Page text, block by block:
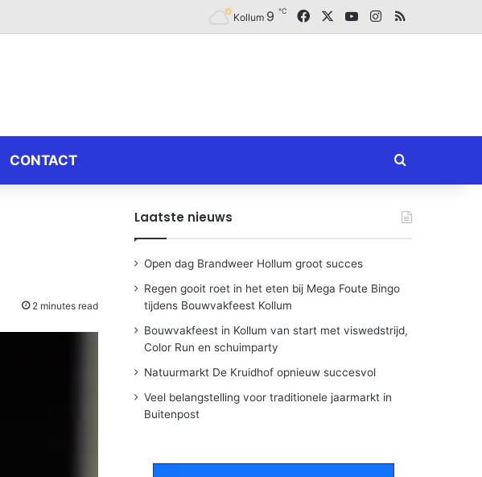
Kollum 9 ℃ FacebookYouTubeInstagram
RSS
CONTACT Zoeken naar
2 minutes read
Laatste nieuws
Open dag Brandweer Hollum groot succes
Regen gooit roet in het eten bij Mega Foute Bingo
tijdens Bouwvakfeest Kollum
Bouwvakfeest in Kollum van start met viswedstrijd,
Color Run en schuimparty
Natuurmarkt De Kruidhof opnieuw succesvol
Veel belangstelling voor traditionele jaarmarkt in
Buitenpost